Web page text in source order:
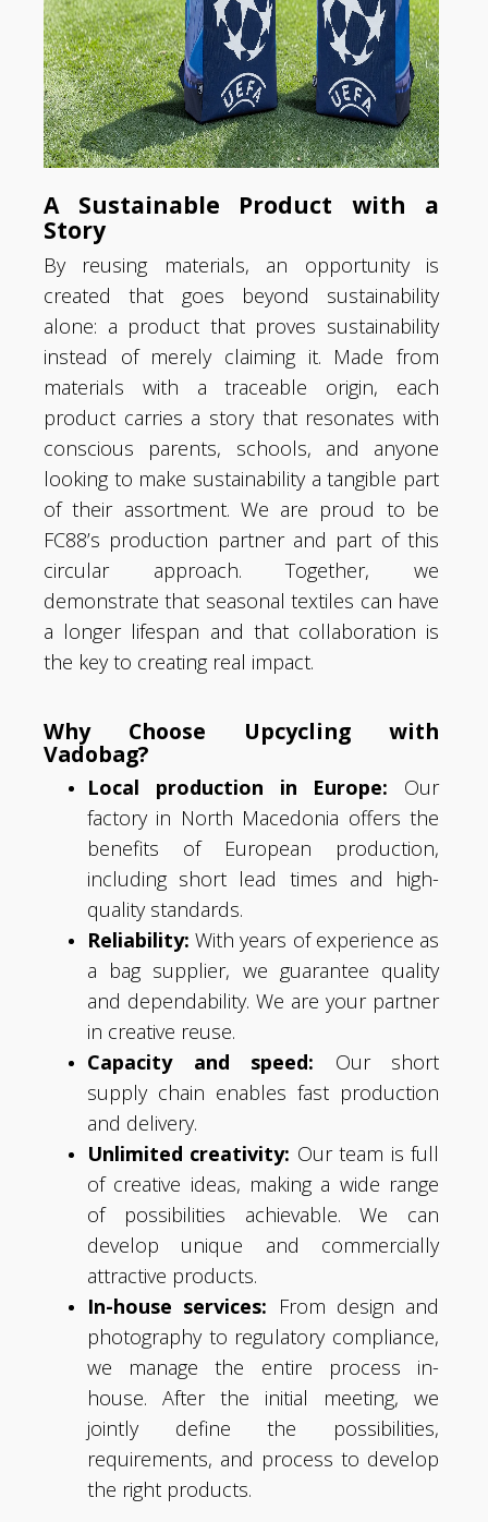
A Sustainable Product with a
Story
By reusing materials, an opportunity is
created that goes beyond sustainability
alone: a product that proves sustainability
instead of merely claiming it. Made from
materials with a traceable origin, each
product carries a story that resonates with
conscious parents, schools, and anyone
looking to make sustainability a tangible part
of their assortment. We are proud to be
FC88’s production partner and part of this
circular approach. Together, we
demonstrate that seasonal textiles can have
a longer lifespan and that collaboration is
the key to creating real impact.
Why Choose Upcycling with
Vadobag?
Local production in Europe: Our
factory in North Macedonia offers the
benefits of European production,
including short lead times and high-
quality standards.
Reliability: With years of experience as
a bag supplier, we guarantee quality
and dependability. We are your partner
in creative reuse.
Capacity and speed: Our short
supply chain enables fast production
and delivery.
Unlimited creativity: Our team is full
of creative ideas, making a wide range
of possibilities achievable. We can
develop unique and commercially
attractive products.
In-house services: From design and
photography to regulatory compliance,
we manage the entire process in-
house. After the initial meeting, we
jointly define the possibilities,
requirements, and process to develop
the right products.